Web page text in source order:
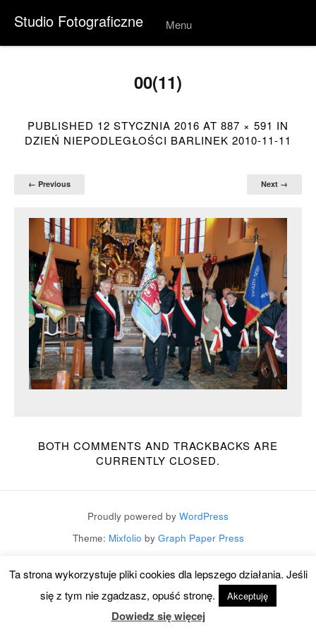
Studio Fotograficzne Menu
Skip to
00(11)
PUBLISHED 12 STYCZNIA 2016 AT 887 × 591 IN
DZIEŃ NIEPODLEGŁOŚCI BARLINEK 2010-11-11
← Previous Next →
BOTH COMMENTS AND TRACKBACKS ARE
CURRENTLY CLOSED.
Proudly powered by WordPress
Theme: Mixfolio by Graph Paper Press
Ta strona wykorzystuje pliki cookies dla lepszego działania. Jeśli
się z tym nie zgadzasz, opuść stronę.
Akceptuję
Dowiedz się więcej